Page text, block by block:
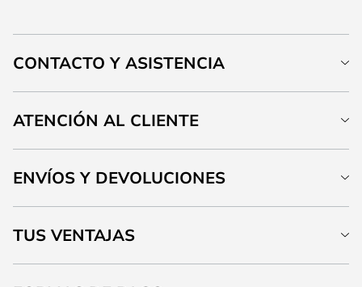
CONTACTO Y ASISTENCIA
ATENCIÓN AL CLIENTE
ENVÍOS Y DEVOLUCIONES
TUS VENTAJAS